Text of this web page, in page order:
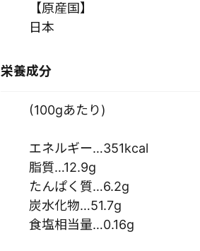
【原産国】
日本
栄養成分
(100gあたり)
エネルギー…351kcal
脂質…12.9g
たんぱく質…6.2g
炭水化物…51.7g
食塩相当量…0.16g